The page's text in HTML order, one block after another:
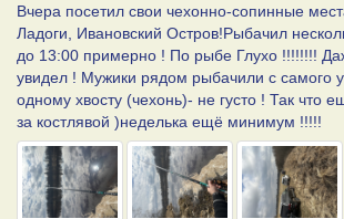
Вчера посетил свои чехонно-сопинные
Ладоги, Ивановский Остров!Рыбачил
до 13:00 примерно ! По рыбе Глухо !!!!!!!!
увидел ! Мужики рядом рыбачили с самого
одному хвосту (чехонь)- не густо ! Так что
за костлявой )неделька ещё минимум !!!!!